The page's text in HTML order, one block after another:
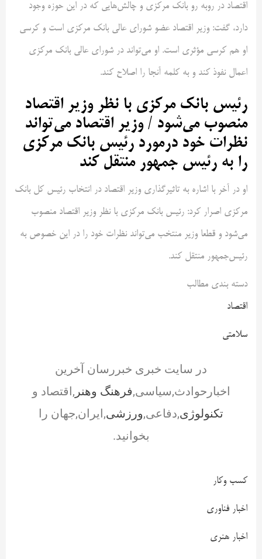
اقتصاد در روبه رو بانک مرکزی و چالش‌هایی که در این حوزه وجود
دارد، گفت: وزیر اقتصاد عضو شورای عالی بانک مرکزی است و کرسی
او هم کرسی مؤثری است. او می‌تواند در شورای عالی بانک مرکزی
اعمال نفوذ کند و به کلمه آنجا را اصلاح کند.
رئیس بانک مرکزی با نظر وزیر اقتصاد
منصوب می‌شود / وزیر اقتصاد می‌تواند
نظرات خود درمورد رئیس بانک مرکزی
را به رئیس جمهور منتقل کند
او در آخر با اشاره به تاثیرگذاری وزیر اقتصاد در انتخاب رئیس کل بانک
مرکزی اصرار کرد: رئیس بانک مرکزی با نظر وزیر اقتصاد منصوب
می‌شود و قطعا وزیر منتخب می‌تواند نظرات خود را در این خصوص به
رئیس‌جمهور منتقل کند.
دسته بندی مطالب
اقتصاد
سلامتی
در سایت خبری خبررسان آخرین
اخبارحوادث,سیاسی,فرهنگ وهنر ,اقتصاد و
تکنولوژی,دفاعی,ورزشی,ایران,جهان را
بخوانید.
کسب وکار
اخبار فناوری
اخبار هنری